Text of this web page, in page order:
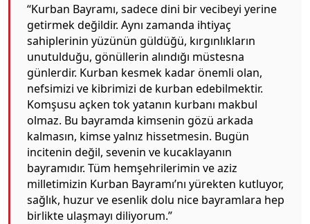
“Kurban Bayramı, sadece dini bir vecibeyi yerine
getirmek değildir. Aynı zamanda ihtiyaç
sahiplerinin yüzünün güldüğü, kırgınlıkların
unutulduğu, gönüllerin alındığı müstesna
günlerdir. Kurban kesmek kadar önemli olan,
nefsimizi ve kibrimizi de kurban edebilmektir.
Komşusu açken tok yatanın kurbanı makbul
olmaz. Bu bayramda kimsenin gözü arkada
kalmasın, kimse yalnız hissetmesin. Bugün
incitenin değil, sevenin ve kucaklayanın
bayramıdır. Tüm hemşehrilerimin ve aziz
milletimizin Kurban Bayramı’nı yürekten kutluyor,
sağlık, huzur ve esenlik dolu nice bayramlara hep
birlikte ulaşmayı diliyorum.”